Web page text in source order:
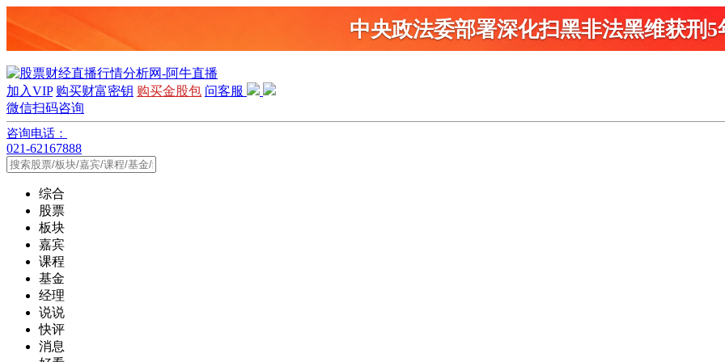
中央政法委部署深化扫黑非法黑维获刑5
加入VIP 购买财富密钥 购买金股包 问客服
微信扫码咨询
咨询电话：
021-62167888
综合
股票
板块
嘉宾
课程
基金
经理
说说
快评
消息